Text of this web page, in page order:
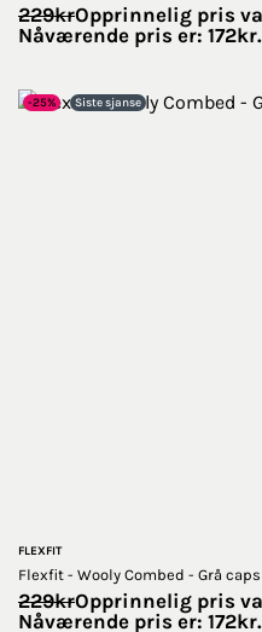
229krOpprinnelig pris
Nåværende pris er: 172kr.
-25% Siste sjanse
FLEXFIT
Flexfit - Wooly Combed - Grå caps
229krOpprinnelig pris
Nåværende pris er: 172kr.